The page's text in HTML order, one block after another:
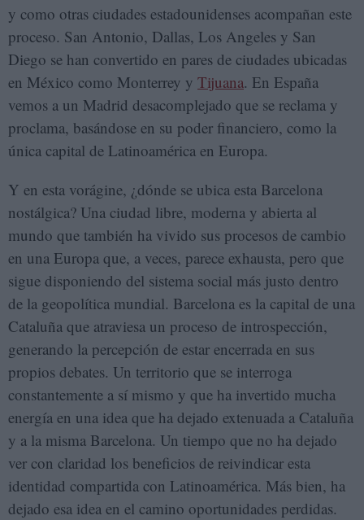
y como otras ciudades estadounidenses acompañan este
proceso. San Antonio, Dallas, Los Angeles y San
Diego se han convertido en pares de ciudades ubicadas
en México como Monterrey y Tijuana. En España
vemos a un Madrid desacomplejado que se reclama y
proclama, basándose en su poder financiero, como la
única capital de Latinoamérica en Europa.
Y en esta vorágine, ¿dónde se ubica esta Barcelona
nostálgica? Una ciudad libre, moderna y abierta al
mundo que también ha vivido sus procesos de cambio
en una Europa que, a veces, parece exhausta, pero que
sigue disponiendo del sistema social más justo dentro
de la geopolítica mundial. Barcelona es la capital de una
Cataluña que atraviesa un proceso de introspección,
generando la percepción de estar encerrada en sus
propios debates. Un territorio que se interroga
constantemente a sí mismo y que ha invertido mucha
energía en una idea que ha dejado extenuada a Cataluña
y a la misma Barcelona. Un tiempo que no ha dejado
ver con claridad los beneficios de reivindicar esta
identidad compartida con Latinoamérica. Más bien, ha
dejado esa idea en el camino oportunidades perdidas.